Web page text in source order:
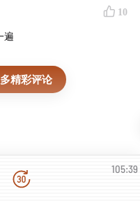
10
遍
精彩评论
105:39